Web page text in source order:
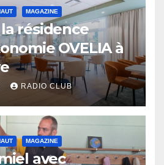
MAGAZINE
résidence
OVELIA à
RADIO CLUB
MAGAZINE
avec